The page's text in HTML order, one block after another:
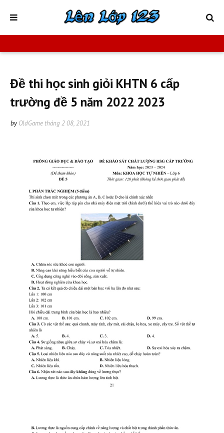
Đề thi học sinh giỏi KHTN 6 cấp
trường đề 5 năm 2022 2023
by OldGame tháng 2 08, 2021